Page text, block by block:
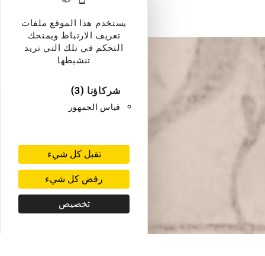
يستخدم هذا الموقع ملفات
تعريف الارتباط ويمنحك
التحكم في تلك التي تريد
تنشيطها
شركاؤنا (3)
قياس الجمهور
تقبل كل شيء
رفض كل شيء
تخصيص